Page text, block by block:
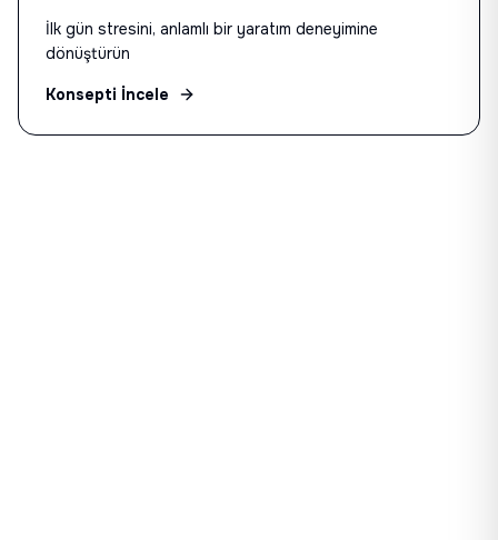
İlk gün stresini, anlamlı bir yaratım deneyimine
dönüştürün
Konsepti İncele